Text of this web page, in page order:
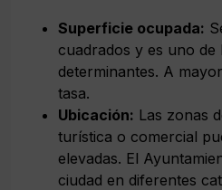
Superficie ocupada:
cuadrados y es uno de
determinantes. A
tasa.
Ubicación: Las zonas
turística o comercial
elevadas. El
ciudad en diferentes